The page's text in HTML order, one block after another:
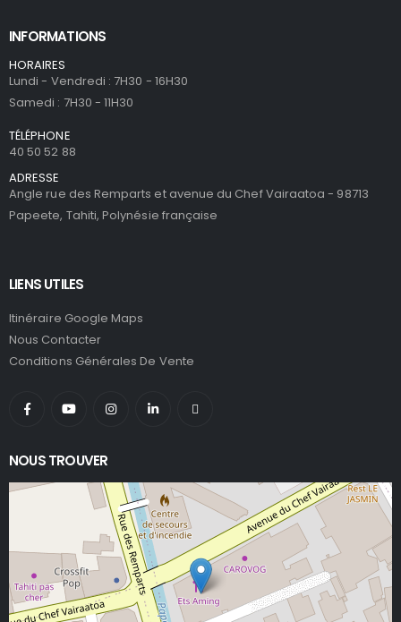
INFORMATIONS
HORAIRES
Lundi - Vendredi : 7H30 - 16H30
Samedi : 7H30 - 11H30
TÉLÉPHONE
40 50 52 88
ADRESSE
Angle rue des Remparts et avenue du Chef Vairaatoa - 98713
Papeete, Tahiti, Polynésie française
LIENS UTILES
Itinéraire Google Maps
Nous Contacter
Conditions Générales De Vente
NOUS TROUVER